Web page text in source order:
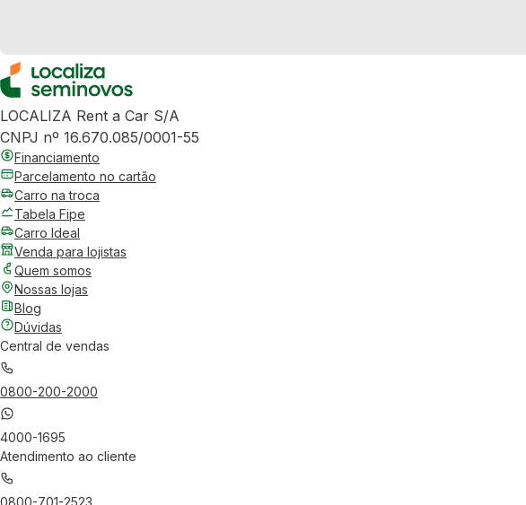
LOCALIZA Rent a Car S/A
CNPJ nº 16.670.085/0001-55
Financiamento
Parcelamento no cartão
Carro na troca
Tabela Fipe
Carro Ideal
Venda para lojistas
Quem somos
Nossas lojas
Blog
Dúvidas
Central de vendas
0800-200-2000
4000-1695
Atendimento ao cliente
0800-701-2523